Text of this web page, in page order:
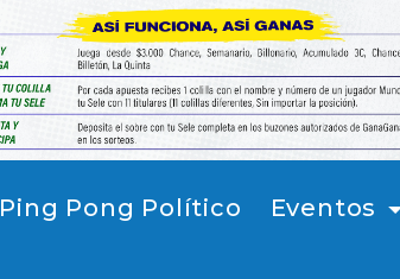
Ping Pong Político
Eventos